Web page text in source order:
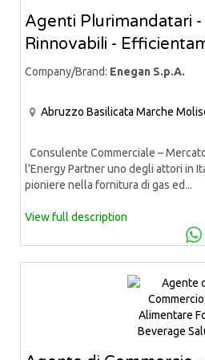
Agenti Plurimandatari -
Rinnovabili -
Company/Brand: Enegan S.p.A.
Abruzzo Basilicata Marche
Consulente Commerciale –
l'Energy Partner uno degli attori in
pioniere nella fornitura di gas ed...
View full description